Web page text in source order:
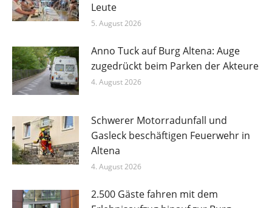
Leute
5. August 2026
Anno Tuck auf Burg Altena: Auge
zugedrückt beim Parken der Akteure
4. August 2026
Schwerer Motorradunfall und
Gasleck beschäftigen Feuerwehr in
Altena
4. August 2026
2.500 Gäste fahren mit dem